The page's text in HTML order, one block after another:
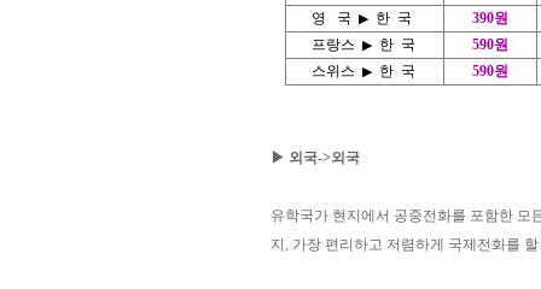
영 국
▶ 한 국
390원
프랑스
▶ 한 국
590원
스위스
▶ 한 국 590원
▶ 외국->외국
유학국가 현지에서 공중전화를 포함한 모
지, 가장 편리하고 저렴하게 국제전화를